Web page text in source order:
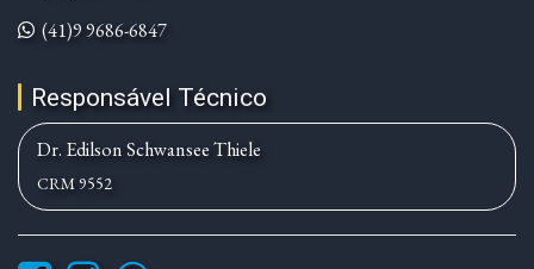
(41)9 9686-6847
Responsável Técnico
Dr. Edilson Schwansee Thiele
CRM 9552